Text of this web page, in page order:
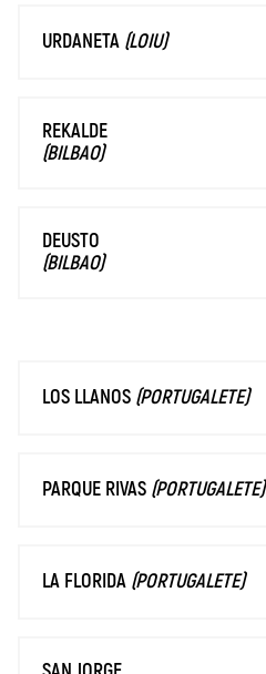
URDANETA (LOIU)
REKALDE
(BILBAO)
DEUSTO
(BILBAO)
LOS LLANOS (PORTUGALETE)
PARQUE RIVAS (PORTUGALETE)
LA FLORIDA (PORTUGALETE)